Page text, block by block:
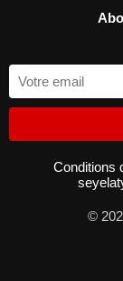
Conditions
©